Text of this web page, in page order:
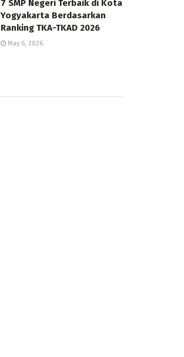
7 SMP Negeri Terbaik di Kota
Yogyakarta Berdasarkan
Ranking TKA-TKAD 2026
May 6, 2026